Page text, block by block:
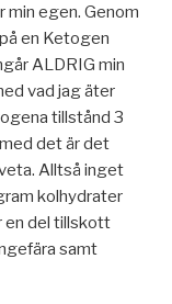
min egen. Genom
en Ketogen
ALDRIG min
vad jag äter
tillstånd 3
det är det
Alltså inget
kolhydrater
en del tillskott
samt